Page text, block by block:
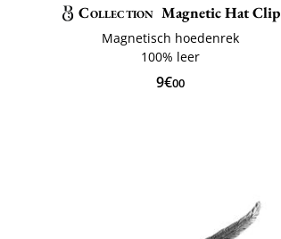
Collection Magnetic Hat Clip
Magnetisch hoedenrek
100% leer
9€00